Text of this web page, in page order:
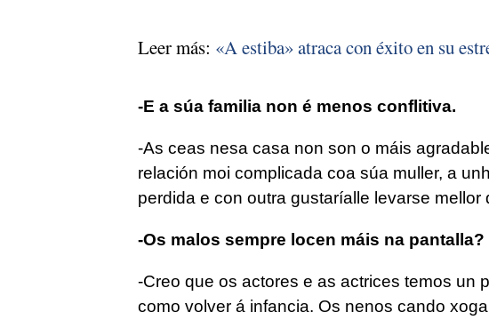
Leer más: «A estiba» atraca con éxito en su
-E a súa familia non é menos conflitiva.
-As ceas nesa casa non son o máis
relación moi complicada coa súa muller, a
perdida e con outra gustaríalle levarse mellor
-Os malos sempre locen máis na pantalla?
-Creo que os actores e as actrices temos un
como volver á infancia. Os nenos cando